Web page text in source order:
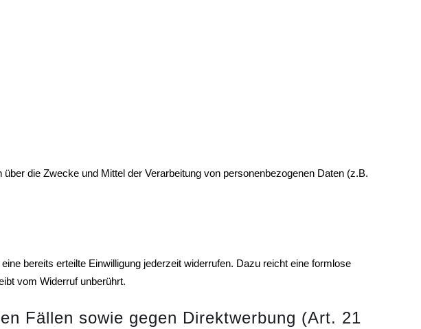
die Zwecke und Mittel der Verarbeitung von personenbezogenen Daten (z.B.
bereits erteilte Einwilligung jederzeit widerrufen. Dazu reicht eine formlose
vom Widerruf unberührt.
Fällen sowie gegen Direktwerbung (Art. 21